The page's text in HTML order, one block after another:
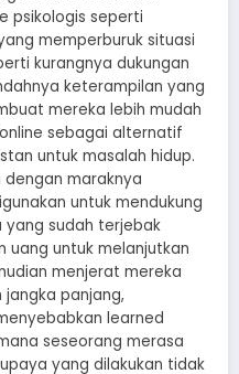
psikologis seperti
memperburuk situasi
kurangnya dukungan
keterampilan yang
mereka lebih mudah
sebagai alternatif
untuk masalah hidup.
dengan maraknya
untuk mendukung
yang sudah terjebak
uang untuk melanjutkan
menjerat mereka
jangka panjang,
learned
seseorang merasa
yang dilakukan tidak